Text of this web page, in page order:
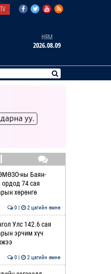
НЯМ
2026.08.09
ны Баян-
ордод 74 сая
хөрөнгө
0 | 2 цагийн өмнө
Улс 142.6 сая
эрчим хүч
0 | 2 цагийн өмнө